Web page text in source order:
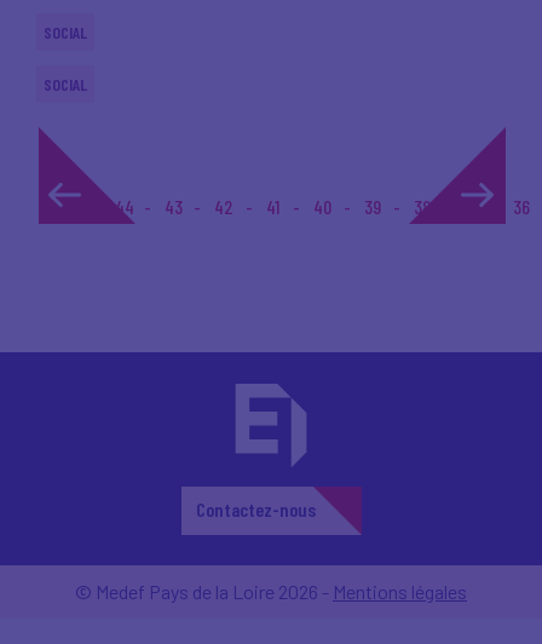
SOCIAL
SOCIAL
1... 44 43 42 41 40 39 38 36
Contactez-nous
© Medef Pays de la Loire 2026 - Mentions légales